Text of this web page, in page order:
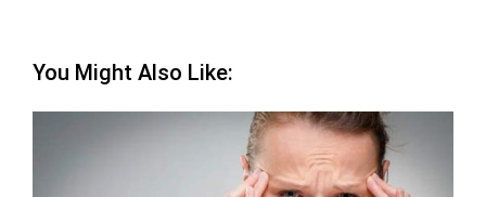
You Might Also Like: